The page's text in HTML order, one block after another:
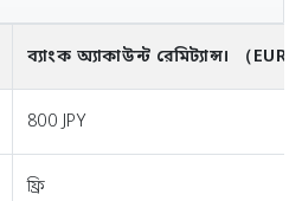
ব্যাংক অ্যাকাউন্ট রেমিট্যান্স। （EUR
800 JPY
ফ্রি